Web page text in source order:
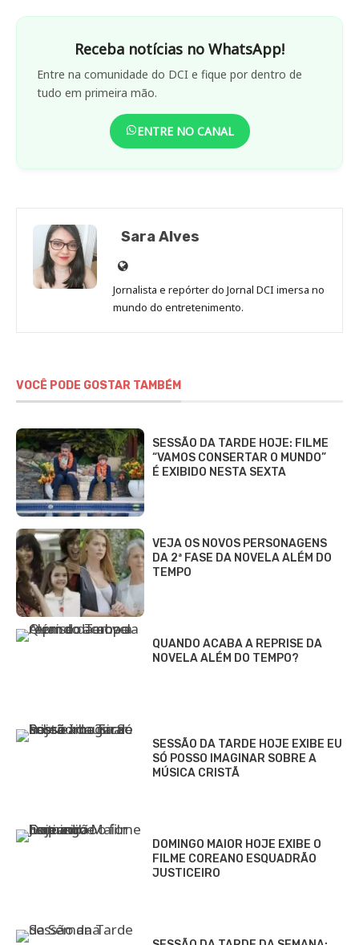
Receba notícias no WhatsApp!
Entre na comunidade do DCI e fique por dentro de
tudo em primeira mão.
ENTRE NO CANAL
Sara Alves
Site
de
Sara
Jornalista e repórter do Jornal DCI imersa no
mundo do entretenimento.
VOCÊ PODE GOSTAR TAMBÉM
SESSÃO DA TARDE HOJE: FILME
“VAMOS CONSERTAR O MUNDO”
É EXIBIDO NESTA SEXTA
VEJA OS NOVOS PERSONAGENS
DA 2ª FASE DA NOVELA ALÉM DO
TEMPO
QUANDO ACABA A REPRISE DA
NOVELA ALÉM DO TEMPO?
SESSÃO DA TARDE HOJE EXIBE EU
SÓ POSSO IMAGINAR SOBRE A
MÚSICA CRISTÃ
DOMINGO MAIOR HOJE EXIBE O
FILME COREANO ESQUADRÃO
JUSTICEIRO